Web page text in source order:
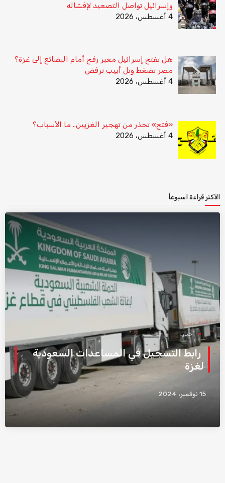
وإسرائيل تواصل التصعيد لإفشاله
4 أغسطس، 2026
هل تفتح إسرائيل معبر رفح أمام البضائع إلى غزة؟
مصر تضغط وتل أبيب ترفض
4 أغسطس، 2026
«فتح» تحذر من تهجير الغزيين.. ما الأسباب؟
4 أغسطس، 2026
الأكثر قراءة اسبوعاً
أخبار
رابط التسجيل في المساعدات السعودية
لغزة
15 نوفمبر، 2024